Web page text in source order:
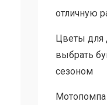
отличную
Цветы для
выбрать
сезоном
Мотопомпа